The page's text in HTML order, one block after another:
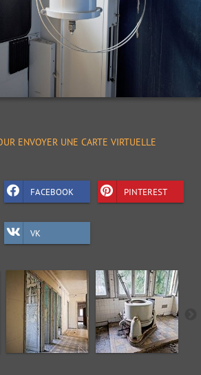
ENVOYER UNE CARTE VIRTUELLE
FACEBOOK PINTEREST
VK